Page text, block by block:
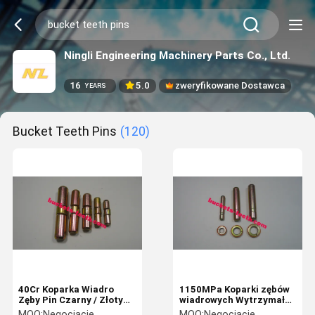
Ningli Engineering Machinery Parts Co., Ltd.
16 YEARS 5.0 zweryfikowane Dostawca
Bucket Teeth Pins (120)
40Cr Koparka Wiadro
Zęby Pin Czarny / Złoty
09244-02496 Dla PC200
1150MPa Koparki zębów
wiadrowych Wytrzymałe
wiadrowe szpilki zębów